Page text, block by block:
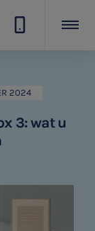
2024
3: wat u